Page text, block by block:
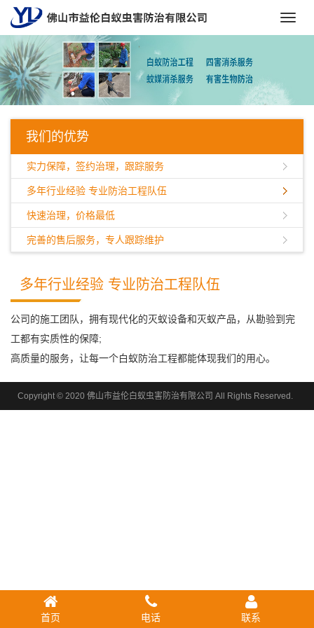
我们的优势
实力保障，签约治理，跟踪服务
多年行业经验 专业防治工程队伍
快速治理，价格最低
完善的售后服务，专人跟踪维护
多年行业经验 专业防治工程队伍
公司的施工团队，拥有现代化的灭蚁设备和灭蚁产品，从勘验到完
工都有实质性的保障;
高质量的服务，让每一个白蚁防治工程都能体现我们的用心。
Copyright © 2020 佛山市益伦白蚁虫害防治有限公司 All Rights Reserved.
首页 电话 联系